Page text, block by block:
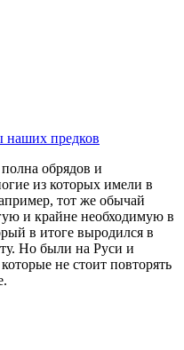
предков
обрядов и
из которых имели в
тот же обычай
и крайне необходимую в
в итоге выродился в
Но были на Руси и
не стоит повторять